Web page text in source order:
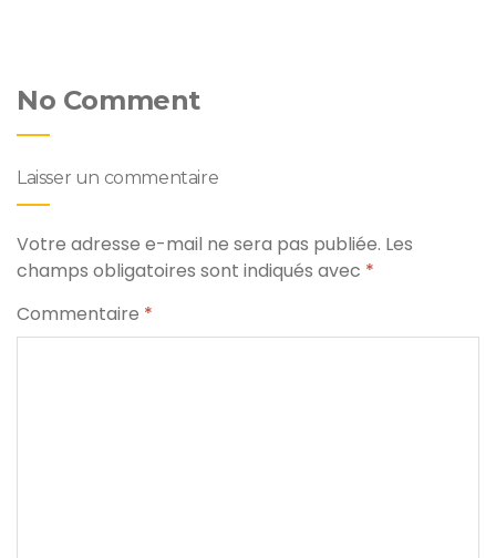
No Comment
Laisser un commentaire
Votre adresse e-mail ne sera pas publiée. Les
champs obligatoires sont indiqués avec *
Commentaire *